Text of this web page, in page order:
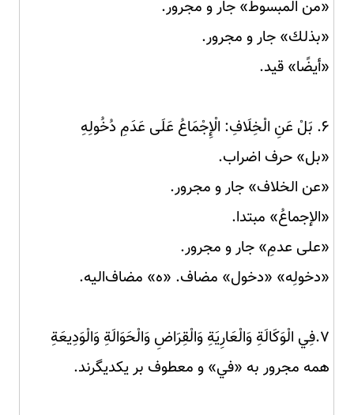
«من المبسوط» جار و مجرور.
«بذلك» جار و مجرور.
«أيضًا» قید.
۶. بَلْ عَنِ الْخِلَافِ: الْإِجْمَاعُ عَلَى عَدَمِ دُخُولِهِ
«بل» حرف اضراب.
«عن الخلاف» جار و مجرور.
«الإجماعُ» مبتدا.
«على عدمِ» جار و مجرور.
«دخولِه» «دخول» مضاف. «ه» مضاف‌الیه.
۷.فِي الْوَكَالَةِ وَالْعَارِيَةِ وَالْقِرَاضِ وَالْحَوَالَةِ وَالْوَدِيعَةِ
همه مجرور به «في» و معطوف بر یکدیگرند.